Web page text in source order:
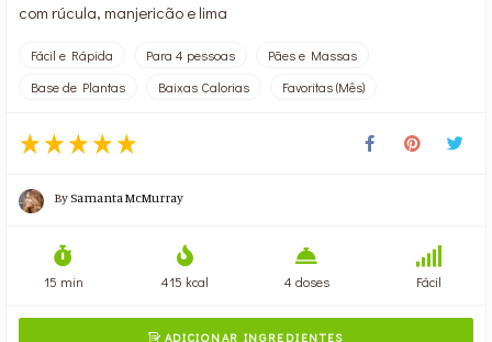
com rúcula, manjericão e lima
Fácil e Rápida Para 4 pessoas
Pães e Massas
Base de Plantas
Baixas Calorias Favoritas (Mês)
BySamanta McMurray
15 min 415 kcal 4 doses Fácil
ADICIONAR INGREDIENTES